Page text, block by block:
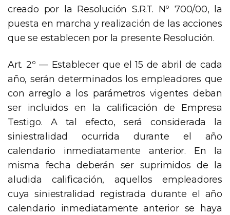
creado por la Resolución S.R.T. Nº 700/00, la
puesta en marcha y realización de las acciones
que se establecen por la presente Resolución.
Art. 2º — Establecer que el 15 de abril de cada
año, serán determinados los empleadores que
con arreglo a los parámetros vigentes deban
ser incluidos en la calificación de Empresa
Testigo. A tal efecto, será considerada la
siniestralidad ocurrida durante el año
calendario inmediatamente anterior. En la
misma fecha deberán ser suprimidos de la
aludida calificación, aquellos empleadores
cuya siniestralidad registrada durante el año
calendario inmediatamente anterior se haya